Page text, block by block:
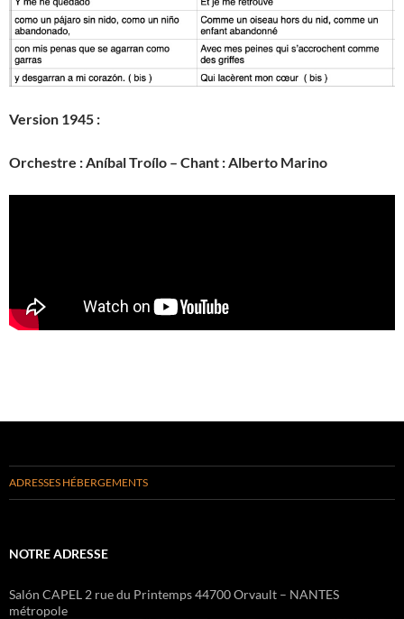
Version 1945 :
Orchestre : Aníbal Troílo – Chant : Alberto Marino
ADRESSES HÉBERGEMENTS
NOTRE ADRESSE
Salón CAPEL 2 rue du Printemps 44700 Orvault – NANTES
métropole